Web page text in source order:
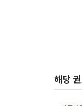
해당